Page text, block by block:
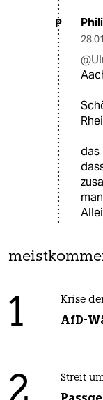
P
das
1 Krise
AfD-
Streit